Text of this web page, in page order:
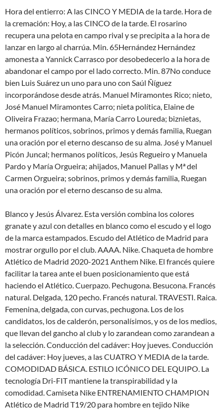
Hora del entierro: A las CINCO Y MEDIA de la tarde. Hora de
la cremación: Hoy, a las CINCO de la tarde. El rosarino
recupera una pelota en campo rival y se precipita a la hora de
lanzar en largo al charrúa. Min. 65Hernández Hernández
amonesta a Yannick Carrasco por desobedecerlo a la hora de
abandonar el campo por el lado correcto. Min. 87No conduce
bien Luis Suárez un uno para uno con Saúl Ñíguez
incorporándose desde atrás. Manuel Miramontes Rico; nieto,
José Manuel Miramontes Carro; nieta política, Elaine de
Oliveira Frazao; hermana, María Carro Loureda; biznietas,
hermanos políticos, sobrinos, primos y demás familia, Ruegan
una oración por el eterno descanso de su alma. José y Manuel
Picón Juncal; hermanos políticos, Jesús Regueiro y Manuela
Pardo y María Orgueira; ahijados, Manuel Pallas y Mª del
Carmen Orgueira; sobrinos, primos y demás familia, Ruegan
una oración por el eterno descanso de su alma.
Blanco y Jesús Álvarez. Esta versión combina los colores
granate y azul con detalles en blanco como el escudo y el logo
de la marca estampados. Escudo del Atlético de Madrid para
mostrar orgullo por el club. AAAA. Nike. Chaqueta de hombre
Atlético de Madrid 2020-2021 Anthem Nike. El francés quiere
facilitar la tarea ante el buen posicionamiento que está
haciendo el Atlético. Cuerpazo. Pechugona. Besucona. Francés
natural. Delgada, 120 pecho. Francés natural. TRAVESTI. Raica.
Femenina, delgada, con curvas, pechugona. Los de los
candidatos, los de calderón, personalísimos, y os de los medios,
que llevan del gancho al club y lo zarandean como zarandean a
la selección. Conducción del cadáver: Hoy jueves. Conducción
del cadáver: Hoy jueves, a las CUATRO Y MEDIA de la tarde.
COMODIDAD BÁSICA. ESTILO ICÓNICO DEL EQUIPO. La
tecnología Dri-FIT mantiene la transpirabilidad y la
comodidad. Camiseta Nike ENTRENAMIENTO CHAMPION
Atlético de Madrid T19/20 para hombre en tejido Nike